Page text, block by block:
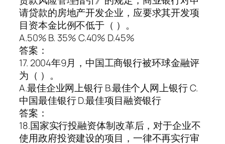
请贷款的房地产开发企业，应要求其开发项
目资本金比例不低于（ ）。
A.50% B. 35% C.40% D.45%
答案：
17. 2004年9月，中国工商银行被环球金融评
为（ ）。
A.最佳企业网上银行 B.最佳个人网上银行 C.
中国最佳银行 D.最佳项目融资银行
答案：
18.国家实行投融资体制改革后，对于企业不
使用政府投资建设的项目，一律不再实行审